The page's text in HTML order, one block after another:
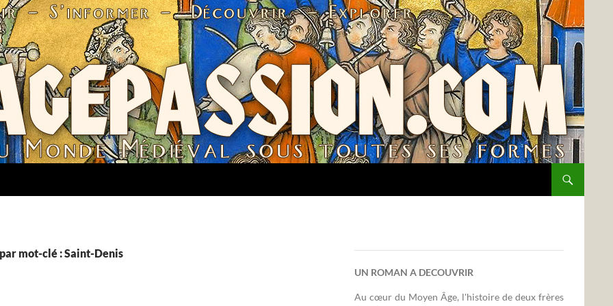
mot-clé : Saint-Denis
UN ROMAN A DECOUVRIR
Au cœur du Moyen Âge, l'histoire de deux frères